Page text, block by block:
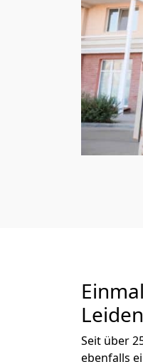
Seit über
ebenfalls